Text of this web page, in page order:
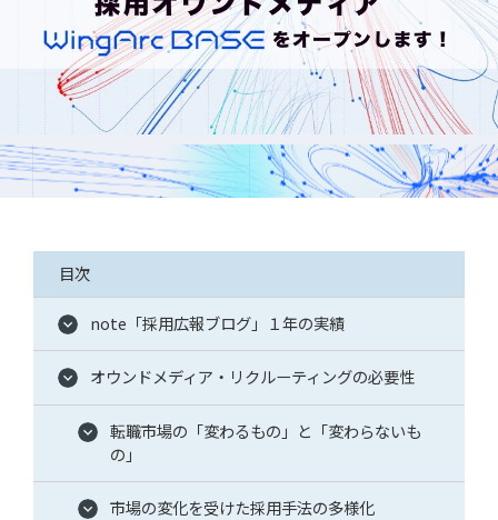
プロダクト / 技術
採用
WingArc BASEとは
採用情報
情報配信登録
目次
note「採用広報ブログ」１年の実績
オウンドメディア・リクルーティングの必要性
転職市場の「変わるもの」と「変わらないも
の」
市場の変化を受けた採用手法の多様化